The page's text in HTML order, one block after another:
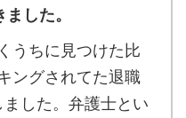
した。
うちに見つけた比
ングされてた退職
した。弁護士とい